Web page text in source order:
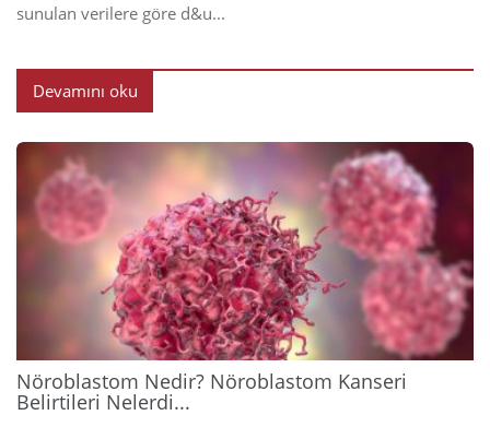
sunulan verilere göre d&u...
Devamını oku
2024
Nöroblastom Nedir? Nöroblastom Kanseri
Belirtileri Nelerdi...